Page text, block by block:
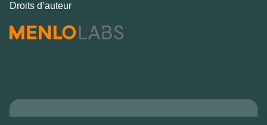
Droits d’auteur